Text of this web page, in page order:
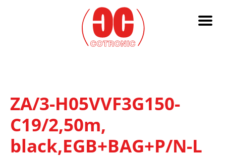
ZA/3-H05VVF3G150-
C19/2,50m,
black,EGB+BAG+P/N-L